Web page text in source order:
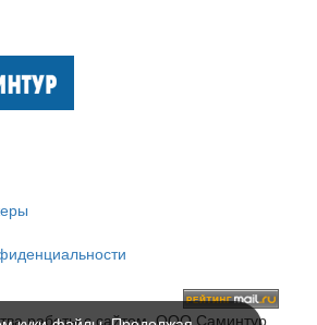
работы с сайтом, ООО Саминтур